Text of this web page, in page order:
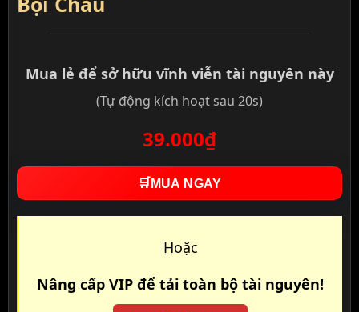
Mua lẻ để sở hữu vĩnh viễn tài nguyên này
(Tự động kích hoạt sau 20s)
39.000₫
🛒 MUA NGAY
Hoặc
Nâng cấp VIP để tải toàn bộ tài nguyên!